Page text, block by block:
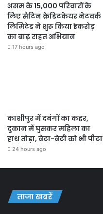
असम के 15,000 परिवारों के
लिए सैटिन क्रेडिटकेयर नेटवर्क
लिमिटेड ने शुरू किया ₹1 करोड़
का बाढ़ राहत अभियान
17 hours ago
काशीपुर में दबंगों का कहर,
दुकान में घुसकर महिला का
हाथ तोड़ा, बेटा-बेटी को भी पीटा
24 hours ago
ताजा खबरें